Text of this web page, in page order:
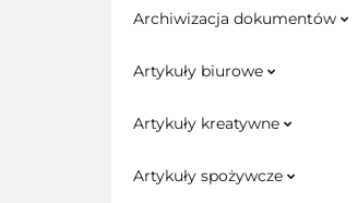
Archiwizacja dokumentów
Artykuły biurowe
Artykuły kreatywne
Artykuły spożywcze